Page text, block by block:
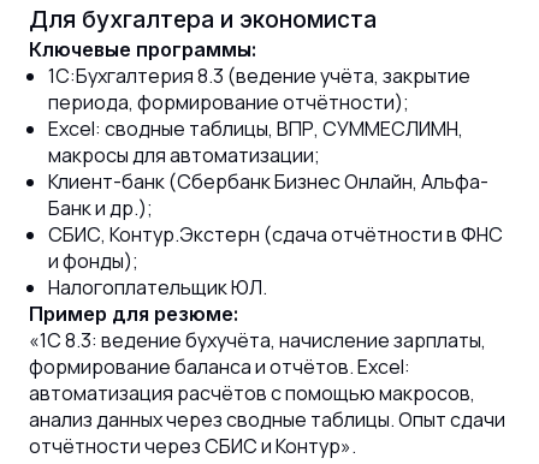
Для бухгалтера и экономиста
Ключевые программы:
1С:Бухгалтерия 8.3 (ведение учёта, закрытие
периода, формирование отчётности);
Excel: сводные таблицы, ВПР, СУММЕСЛИМН,
макросы для автоматизации;
Клиент-банк (Сбербанк Бизнес Онлайн, Альфа-
Банк и др.);
СБИС, Контур.Экстерн (сдача отчётности в ФНС
и фонды);
Налогоплательщик ЮЛ.
Пример для резюме:
«1С 8.3: ведение бухучёта, начисление зарплаты,
формирование баланса и отчётов. Excel:
автоматизация расчётов с помощью макросов,
анализ данных через сводные таблицы. Опыт сдачи
отчётности через СБИС и Контур».